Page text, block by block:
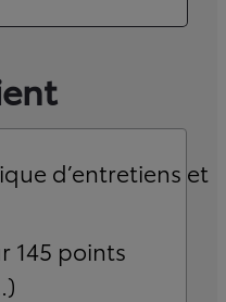
d’entretiens et
145 points